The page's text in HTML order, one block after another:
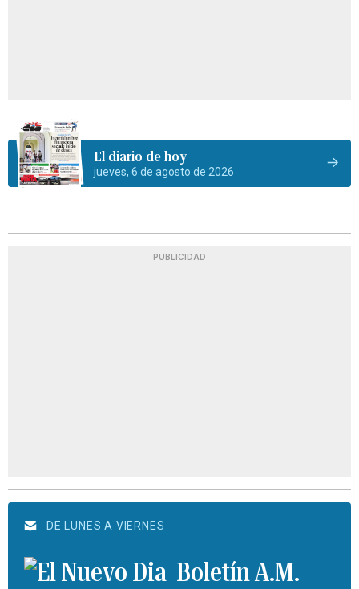
El diario de hoy
jueves, 6 de agosto de 2026
PUBLICIDAD
DE LUNES A VIERNES
Boletín A.M.